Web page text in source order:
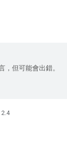
，但可能會出錯。
2.4